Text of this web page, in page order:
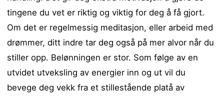
tingene du vet er riktig og viktig for deg å få gjort.
Om det er regelmessig meditasjon, eller arbeid med
drømmer, ditt indre tar deg også på mer alvor når du
stiller opp. Belønningen er stor. Som følge av en
utvidet utveksling av energier inn og ut vil du
bevege deg vekk fra et stillestående platå av